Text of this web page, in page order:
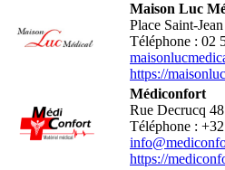
Maison Luc
Place Saint-
Téléphone : 02
https://
Médiconfort
Rue Decrucq
Téléphone :
https://